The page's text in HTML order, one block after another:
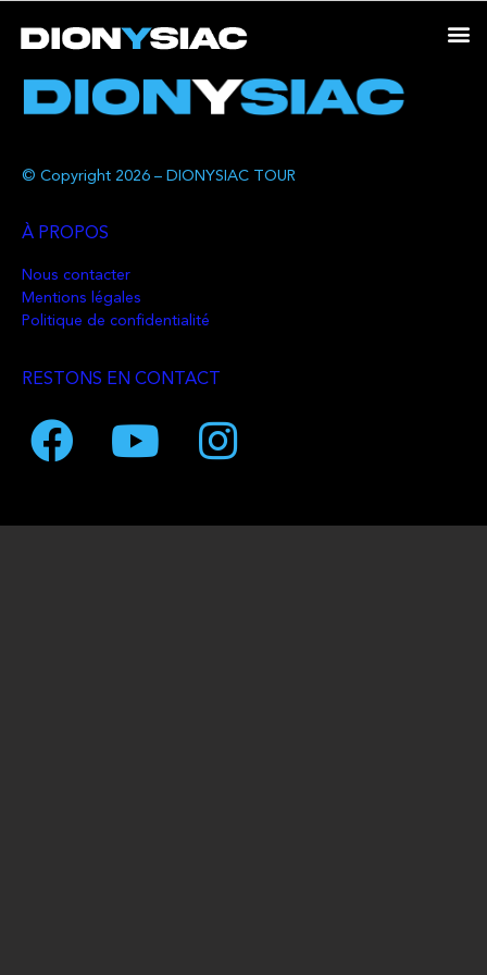
© Copyright 2026 – DIONYSIAC TOUR
À PROPOS
Nous contacter
Mentions légales
Politique de confidentialité
RESTONS EN CONTACT